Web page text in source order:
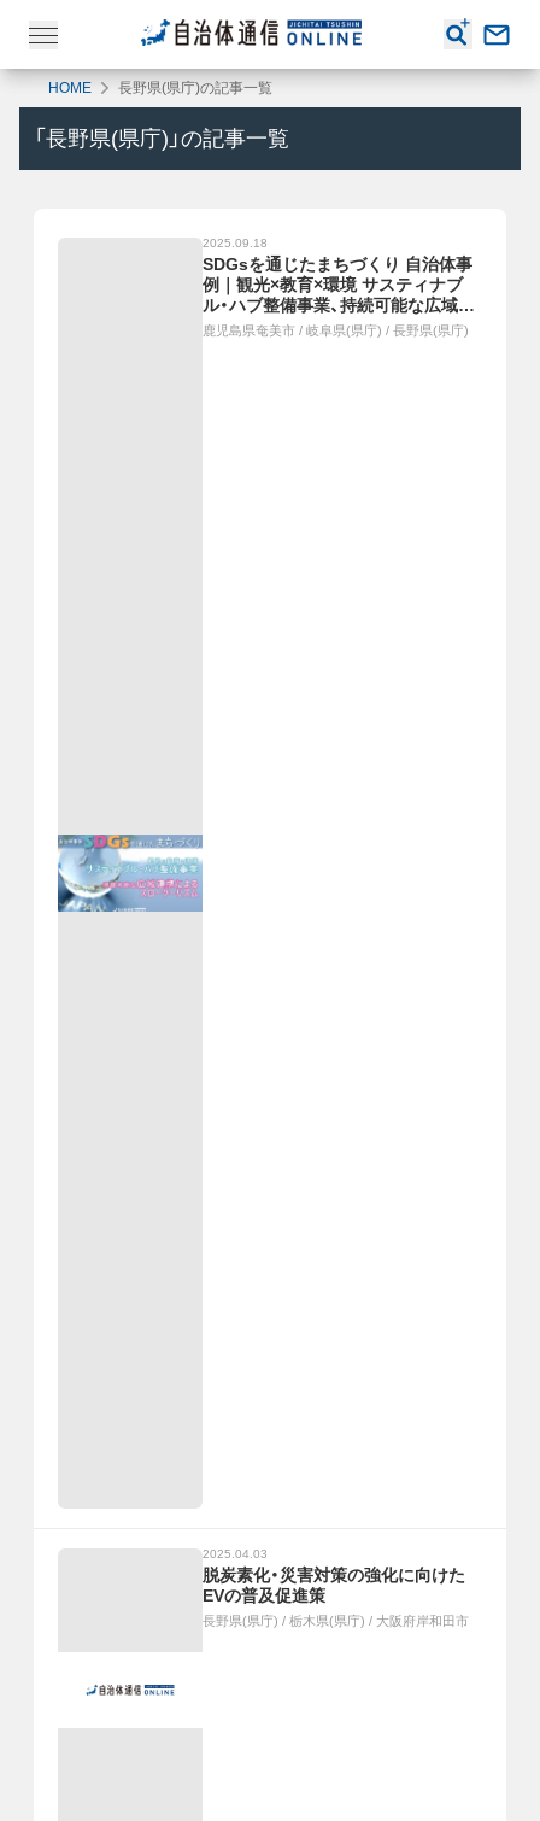
HOME 長野県(県庁)の記事一覧
「 長野県(県庁) 」の記事一覧
2025.09.18
SDGsを通じたまちづくり 自治体事
例｜観光×教育×環境 サスティナブ
ル・ハブ整備事業、持続可能な広域連
携のスローツーリズム
鹿児島県奄美市 / 岐阜県(県庁) / 長野県(県庁)
2025.04.03
脱炭素化・災害対策の強化に向けた
EVの普及促進策
長野県(県庁) / 栃木県(県庁) / 大阪府岸和田市